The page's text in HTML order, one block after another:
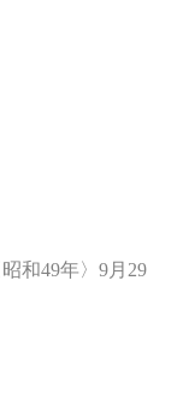
和49年〉9月29